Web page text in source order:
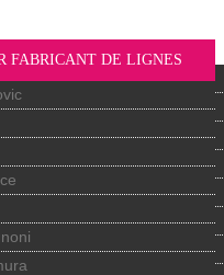
FABRICANT DE LIGNES